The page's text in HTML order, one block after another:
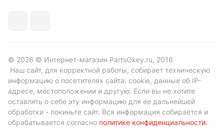
© 2026 © Интернет-магазин PartsOkey.ru, 2018
Наш сайт, для корректной работы, собирает техническую
информацию о посетителях сайта: cookie, данные об IP-
адресе, местоположении и другую. Если вы не хотите
оставлять о себе эту информацию для ее дальнейшей
обработки - покиньте сайт. Вся информация собирается и
обрабатывается согласно политике конфиденциальности.